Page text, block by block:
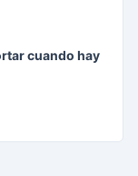
cuando hay